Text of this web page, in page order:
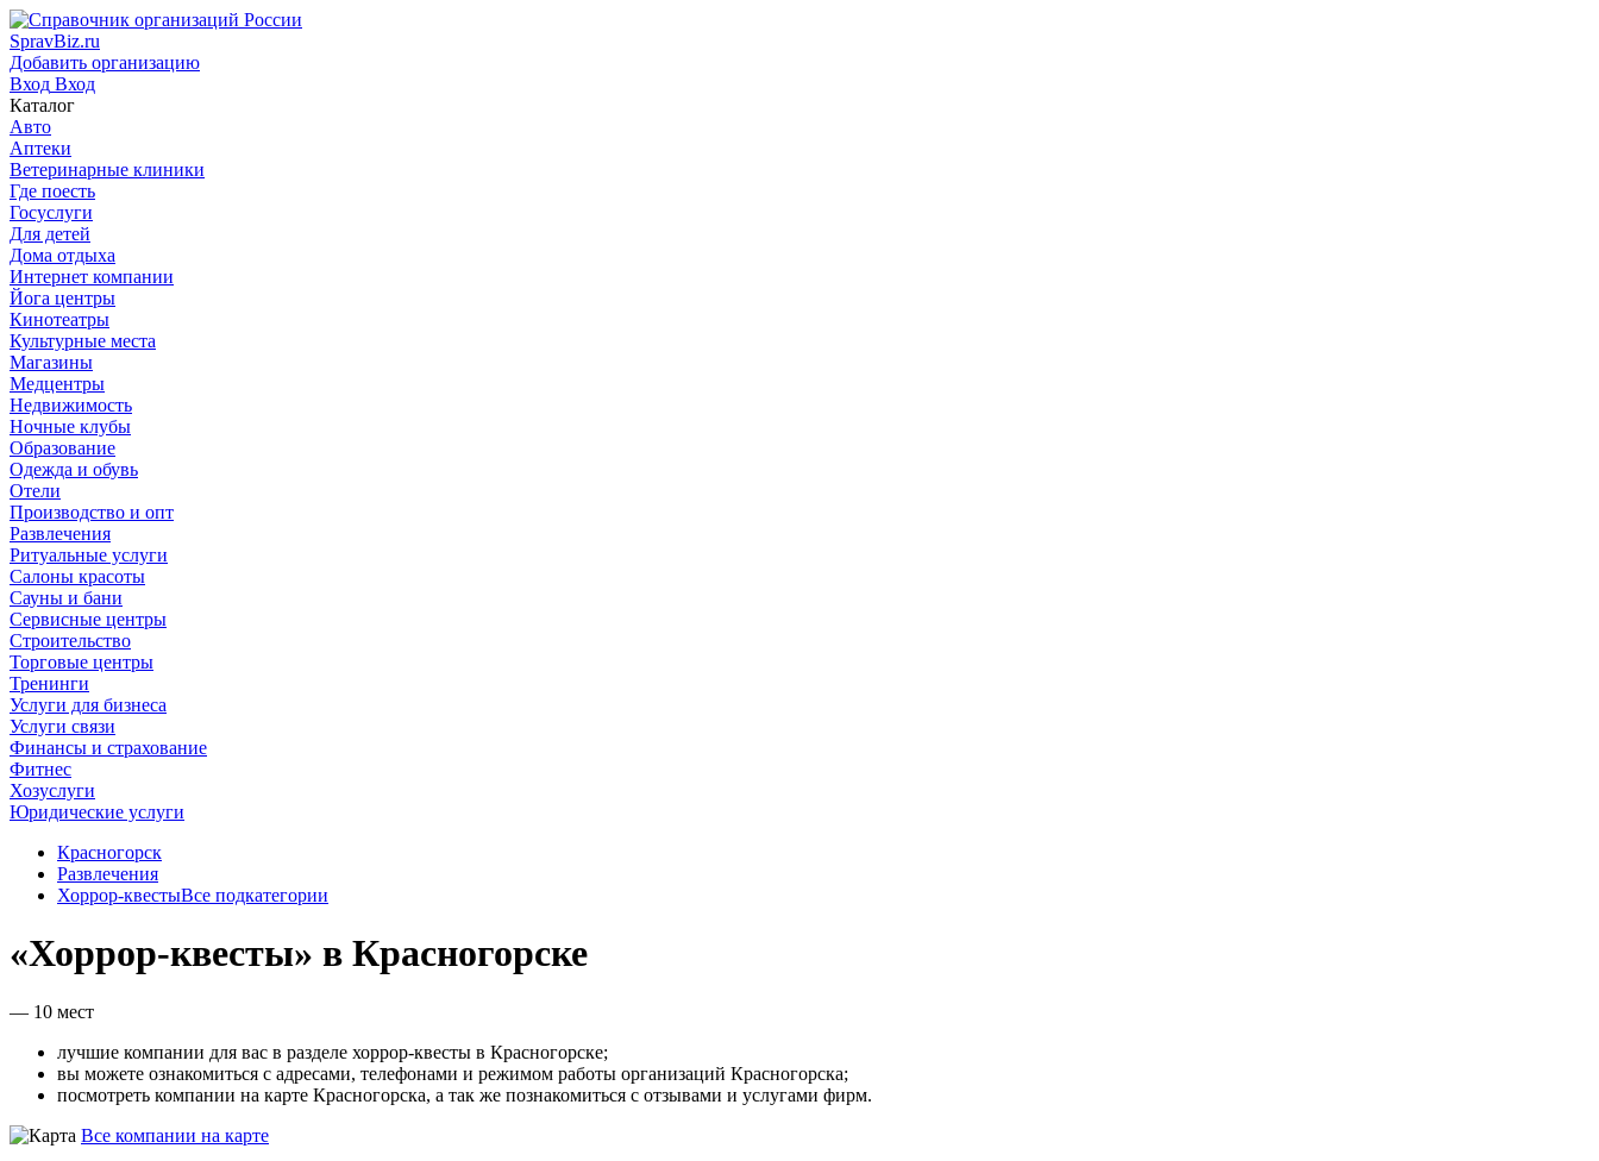
SpravBiz.ru
Добавить организацию
Вход Вход
Каталог
Авто
Аптеки
Ветеринарные клиники
Где поесть
Госуслуги
Для детей
Дома отдыха
Интернет компании
Йога центры
Кинотеатры
Культурные места
Магазины
Медцентры
Недвижимость
Ночные клубы
Образование
Одежда и обувь
Отели
Производство и опт
Развлечения
Ритуальные услуги
Салоны красоты
Сауны и бани
Сервисные центры
Строительство
Торговые центры
Тренинги
Услуги для бизнеса
Услуги связи
Финансы и страхование
Фитнес
Хозуслуги
Юридические услуги
Красногорск
Развлечения
Хоррор-квестыВсе подкатегории
«Хоррор-квесты» в Красногорске
— 10 мест
лучшие компании для вас в разделе хоррор-квесты в Красногорске;
вы можете ознакомиться с адресами, телефонами и режимом работы организаций Красногорска;
посмотреть компании на карте Красногорска, а так же познакомиться с отзывами и услугами фирм.
Все компании на карте